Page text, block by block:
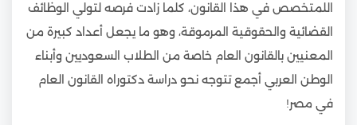
اللمتخصص في هذا القانون، كلما زادت فرصه لتولي الوظائف
القضائية والحقوقية المرموقة، وهو ما يجعل أعداد كبيرة من
المعنيين بالقانون العام خاصة من الطلاب السعوديين وأبناء
الوطن العربي أجمع تتوجه نحو دراسة دكتوراه القانون العام
في مصر!